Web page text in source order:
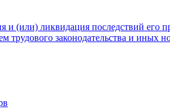
и (или) ликвидация последствий его
трудового законодательства и